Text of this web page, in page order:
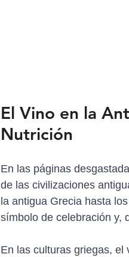
El Vino en la
Nutrición
En las páginas
de las civilizaciones
la antigua Grecia hasta
símbolo de celebración y,
En las culturas griegas, el